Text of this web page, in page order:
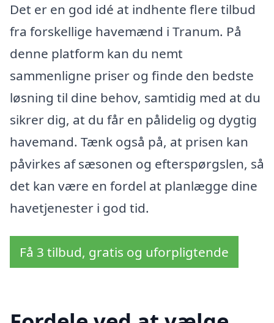
Det er en god idé at indhente flere tilbud
fra forskellige havemænd i Tranum. På
denne platform kan du nemt
sammenligne priser og finde den bedste
løsning til dine behov, samtidig med at du
sikrer dig, at du får en pålidelig og dygtig
havemand. Tænk også på, at prisen kan
påvirkes af sæsonen og efterspørgslen, så
det kan være en fordel at planlægge dine
havetjenester i god tid.
Få 3 tilbud, gratis og uforpligtende